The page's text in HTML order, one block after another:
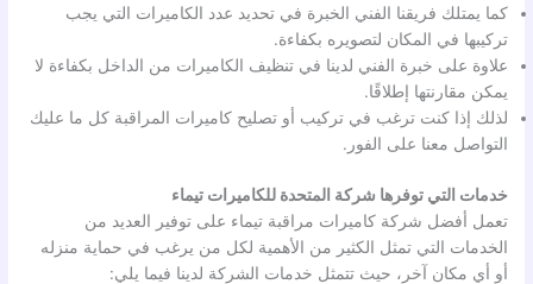
كما يمتلك فريقنا الفني الخبرة في تحديد عدد الكاميرات التي يجب
تركيبها في المكان لتصويره بكفاءة.
علاوة على خبرة الفني لدينا في تنظيف الكاميرات من الداخل بكفاءة لا
يمكن مقارنتها إطلاقًا.
لذلك إذا كنت ترغب في تركيب أو تصليح كاميرات المراقبة كل ما عليك
التواصل معنا على الفور.
خدمات التي توفرها شركة المتحدة للكاميرات تيماء
تعمل أفضل شركة كاميرات مراقبة تيماء على توفير العديد من
الخدمات التي تمثل الكثير من الأهمية لكل من يرغب في حماية منزله
أو أي مكان آخر، حيث تتمثل خدمات الشركة لدينا فيما يلي: